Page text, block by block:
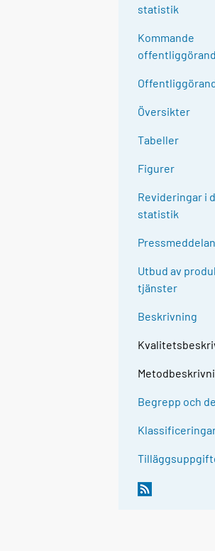
statistik
Kommande
Översikter
Tabeller
Figurer
Revideringar i
statistik
Utbud av
tjänster
Beskrivning
Begrepp och